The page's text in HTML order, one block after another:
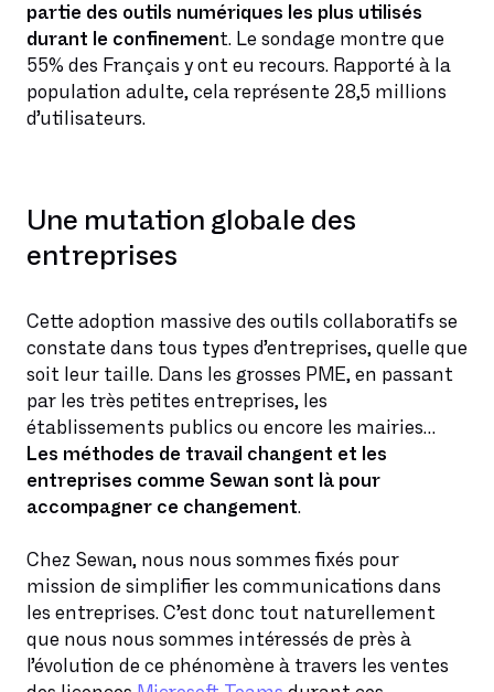
partie des outils numériques les plus utilisés
durant le confinement. Le sondage montre que
55% des Français y ont eu recours. Rapporté à la
population adulte, cela représente 28,5 millions
d’utilisateurs.
Une mutation globale des
entreprises
Cette adoption massive des outils collaboratifs se
constate dans tous types d’entreprises, quelle que
soit leur taille. Dans les grosses PME, en passant
par les très petites entreprises, les
établissements publics ou encore les mairies…
Les méthodes de travail changent et les
entreprises comme Sewan sont là pour
accompagner ce changement.
Chez Sewan, nous nous sommes fixés pour
mission de simplifier les communications dans
les entreprises. C’est donc tout naturellement
que nous nous sommes intéressés de près à
l’évolution de ce phénomène à travers les ventes